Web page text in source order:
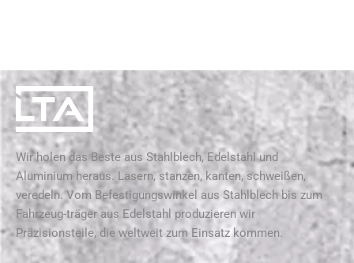
Wir holen das Beste aus Stahlblech, Edelstahl und
Aluminium heraus. Lasern, stanzen, kanten, schweißen,
veredeln. Vom Befestigungswinkel aus Stahlblech bis zum
Fahrzeug-träger aus Edelstahl produzieren wir
Präzisionsteile, die weltweit zum Einsatz kommen.